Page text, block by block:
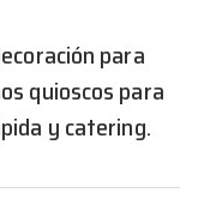
para
quioscos para
y catering.